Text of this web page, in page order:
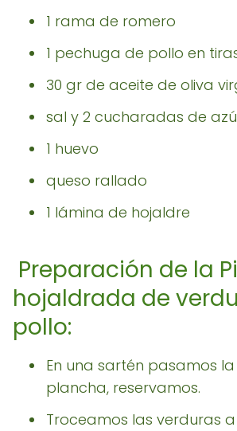
1 rama de romero
1 pechuga de pollo en
30 gr de aceite de oliva
sal y 2 cucharadas de
1 huevo
queso rallado
1 lámina de hojaldre
Preparación de la
hojaldrada de
pollo:
En una sartén pasamos
plancha, reservamos.
Troceamos las verduras